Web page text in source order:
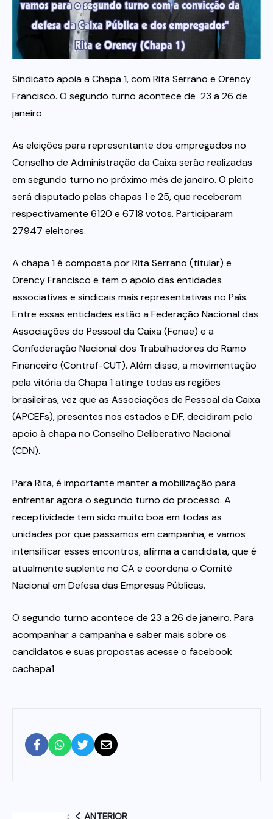
Itau
Sindicato apoia a Chapa 1, com Rita Serrano e Orency
Francisco. O segundo turno acontece de 23 a 26 de
janeiro
As eleições para representante dos empregados no
Conselho de Administração da Caixa serão realizadas
em segundo turno no próximo mês de janeiro. O pleito
será disputado pelas chapas 1 e 25, que receberam
respectivamente 6120 e 6718 votos. Participaram
27947 eleitores.
A chapa 1 é composta por Rita Serrano (titular) e
Orency Francisco e tem o apoio das entidades
associativas e sindicais mais representativas no País.
Entre essas entidades estão a Federação Nacional das
Associações do Pessoal da Caixa (Fenae) e a
Confederação Nacional dos Trabalhadores do Ramo
Financeiro (Contraf-CUT). Além disso, a movimentação
pela vitória da Chapa 1 atinge todas as regiões
brasileiras, vez que as Associações de Pessoal da Caixa
(APCEFs), presentes nos estados e DF, decidiram pelo
apoio à chapa no Conselho Deliberativo Nacional
(CDN).
Para Rita, é importante manter a mobilização para
enfrentar agora o segundo turno do processo. A
receptividade tem sido muito boa em todas as
unidades por que passamos em campanha, e vamos
intensificar esses encontros, afirma a candidata, que é
atualmente suplente no CA e coordena o Comitê
Nacional em Defesa das Empresas Públicas.
O segundo turno acontece de 23 a 26 de janeiro. Para
acompanhar a campanha e saber mais sobre os
candidatos e suas propostas acesse o facebook
cachapa1